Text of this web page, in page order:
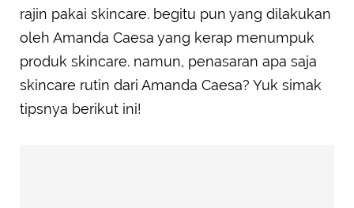
rajin pakai skincare. begitu pun yang dilakukan
oleh Amanda Caesa yang kerap menumpuk
produk skincare. namun, penasaran apa saja
skincare rutin dari Amanda Caesa? Yuk simak
tipsnya berikut ini!